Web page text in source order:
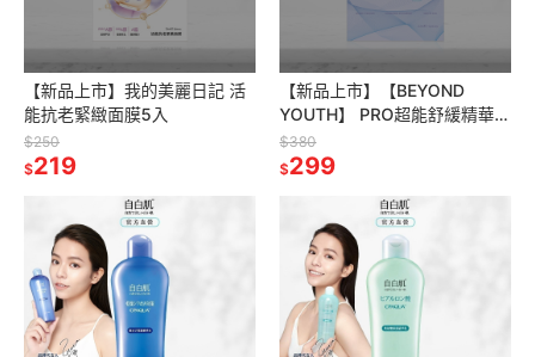
【新品上市】我的美麗日記 活
能抗老緊緻面膜5入
$250
$219
【新品上市】【BEYOND
YOUTH】 PRO超能舒緩精華面
膜4入
$380
$299